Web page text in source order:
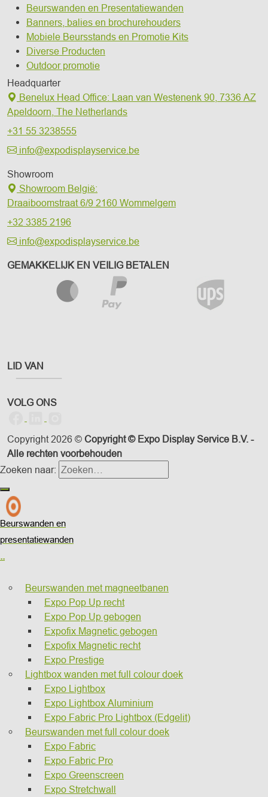
Beurswanden en Presentatiewanden
Banners, balies en brochurehouders
Mobiele Beursstands en Promotie Kits
Diverse Producten
Outdoor promotie
Headquarter
Benelux Head Office: Laan van Westenenk 90, 7336 AZ
Apeldoorn, The Netherlands
+31 55 3238555
info@expodisplayservice.be
Showroom
Showroom België:
Draaiboomstraat 6/9 2160 Wommelgem
+32 3385 2196
info@expodisplayservice.be
GEMAKKELIJK EN VEILIG BETALEN
LID VAN
VOLG ONS
Copyright 2026 © Copyright © Expo Display Service B.V. -
Alle rechten voorbehouden
Zoeken naar:
Beurswanden en
presentatiewanden
..
Beurswanden met magneetbanen
Expo Pop Up recht
Expo Pop Up gebogen
Expofix Magnetic gebogen
Expofix Magnetic recht
Expo Prestige
Lightbox wanden met full colour doek
Expo Lightbox
Expo Lightbox Aluminium
Expo Fabric Pro Lightbox (Edgelit)
Beurswanden met full colour doek
Expo Fabric
Expo Fabric Pro
Expo Greenscreen
Expo Stretchwall